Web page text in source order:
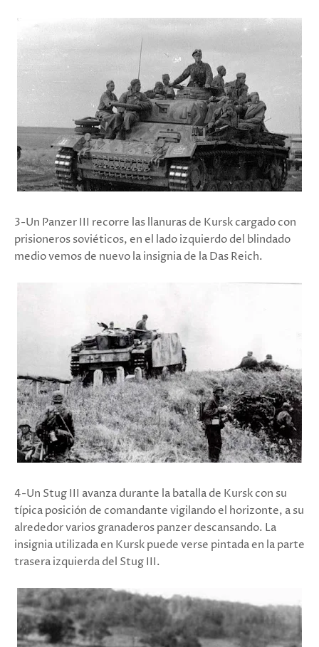
3-Un Panzer III recorre las llanuras de Kursk cargado con
prisioneros soviéticos, en el lado izquierdo del blindado
medio vemos de nuevo la insignia de la Das Reich.
4-Un Stug III avanza durante la batalla de Kursk con su
típica posición de comandante vigilando el horizonte, a su
alrededor varios granaderos panzer descansando. La
insignia utilizada en Kursk puede verse pintada en la parte
trasera izquierda del Stug III.